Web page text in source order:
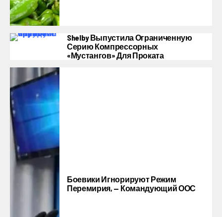
Shelby Выпустила Ограниченную
Серию Компрессорных
«Мустангов» Для Проката
Боевики Игнорируют Режим
Перемирия, — Командующий ООС